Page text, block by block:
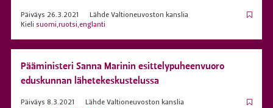
Päiväys 26.3.2021 LähdeValtioneuvoston kanslia
Kieli suomi,ruotsi,englanti
Pääministeri Sanna Marinin esittelypuheenvuoro
eduskunnan lähetekeskustelussa
Päiväys 8.3.2021 LähdeValtioneuvoston kanslia